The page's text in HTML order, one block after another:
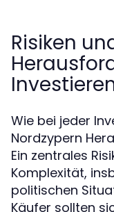
Risiken
Wie bei jeder
Nordzypern
Ein zentrales
Komplexität,
politischen
Käufer sollten